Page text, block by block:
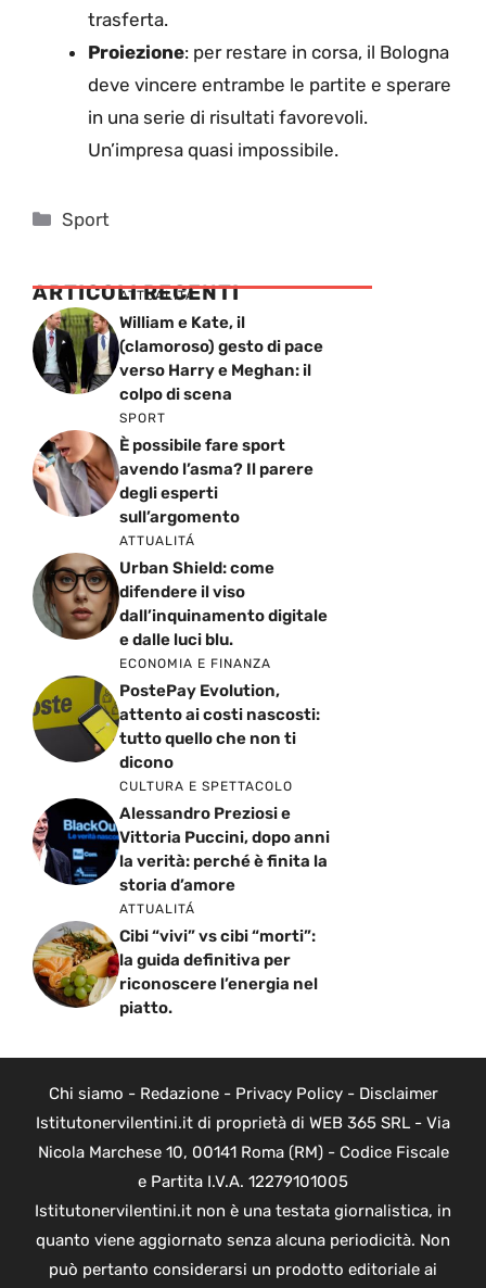
trasferta.
Proiezione: per restare in corsa, il Bologna
deve vincere entrambe le partite e sperare
in una serie di risultati favorevoli.
Un’impresa quasi impossibile.
Categorie
Sport
ARTICOLI RECENTI
ATTUALITÁ
William e Kate, il
(clamoroso) gesto di pace
verso Harry e Meghan: il
colpo di scena
SPORT
È possibile fare sport
avendo l’asma? Il parere
degli esperti
sull’argomento
ATTUALITÁ
Urban Shield: come
difendere il viso
dall’inquinamento digitale
e dalle luci blu.
ECONOMIA E FINANZA
PostePay Evolution,
attento ai costi nascosti:
tutto quello che non ti
dicono
CULTURA E SPETTACOLO
Alessandro Preziosi e
Vittoria Puccini, dopo anni
la verità: perché è finita la
storia d’amore
ATTUALITÁ
Cibi “vivi” vs cibi “morti”:
la guida definitiva per
riconoscere l’energia nel
piatto.
Chi siamo - Redazione- Privacy Policy- Disclaimer
Istitutonervilentini.it di proprietà di WEB 365 SRL - Via
Nicola Marchese 10, 00141 Roma (RM) - Codice Fiscale
e Partita I.V.A. 12279101005
Istitutonervilentini.it non è una testata giornalistica, in
quanto viene aggiornato senza alcuna periodicità. Non
può pertanto considerarsi un prodotto editoriale ai